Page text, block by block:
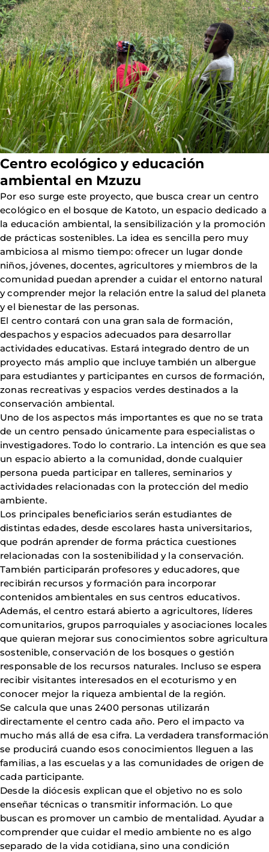
Centro ecológico y educación
ambiental en Mzuzu
Por eso surge este proyecto, que busca crear un centro
ecológico en el bosque de Katoto, un espacio dedicado a
la educación ambiental, la sensibilización y la promoción
de prácticas sostenibles. La idea es sencilla pero muy
ambiciosa al mismo tiempo: ofrecer un lugar donde
niños, jóvenes, docentes, agricultores y miembros de la
comunidad puedan aprender a cuidar el entorno natural
y comprender mejor la relación entre la salud del planeta
y el bienestar de las personas.
El centro contará con una gran sala de formación,
despachos y espacios adecuados para desarrollar
actividades educativas. Estará integrado dentro de un
proyecto más amplio que incluye también un albergue
para estudiantes y participantes en cursos de formación,
zonas recreativas y espacios verdes destinados a la
conservación ambiental.
Uno de los aspectos más importantes es que no se trata
de un centro pensado únicamente para especialistas o
investigadores. Todo lo contrario. La intención es que sea
un espacio abierto a la comunidad, donde cualquier
persona pueda participar en talleres, seminarios y
actividades relacionadas con la protección del medio
ambiente.
Los principales beneficiarios serán estudiantes de
distintas edades, desde escolares hasta universitarios,
que podrán aprender de forma práctica cuestiones
relacionadas con la sostenibilidad y la conservación.
También participarán profesores y educadores, que
recibirán recursos y formación para incorporar
contenidos ambientales en sus centros educativos.
Además, el centro estará abierto a agricultores, líderes
comunitarios, grupos parroquiales y asociaciones locales
que quieran mejorar sus conocimientos sobre agricultura
sostenible, conservación de los bosques o gestión
responsable de los recursos naturales. Incluso se espera
recibir visitantes interesados en el ecoturismo y en
conocer mejor la riqueza ambiental de la región.
Se calcula que unas 2400 personas utilizarán
directamente el centro cada año. Pero el impacto va
mucho más allá de esa cifra. La verdadera transformación
se producirá cuando esos conocimientos lleguen a las
familias, a las escuelas y a las comunidades de origen de
cada participante.
Desde la diócesis explican que el objetivo no es solo
enseñar técnicas o transmitir información. Lo que
buscan es promover un cambio de mentalidad. Ayudar a
comprender que cuidar el medio ambiente no es algo
separado de la vida cotidiana, sino una condición